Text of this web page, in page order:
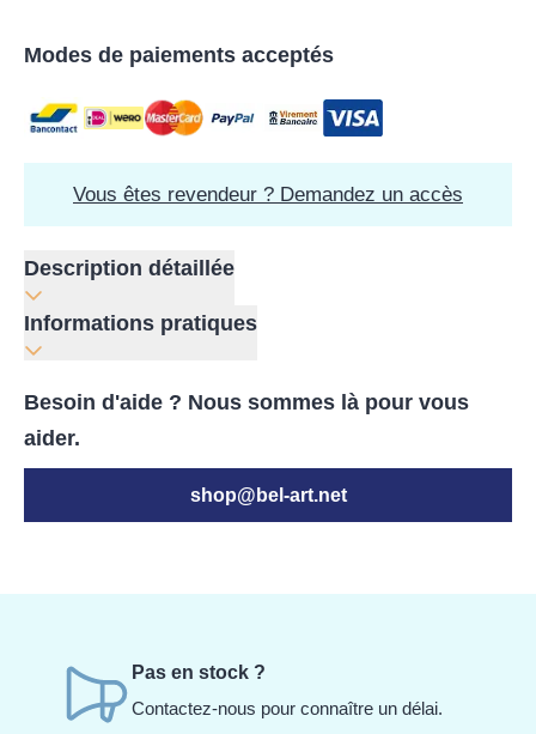
Modes de paiements acceptés
Vous êtes revendeur ? Demandez un accès
Description détaillée
Informations pratiques
Besoin d'aide ? Nous sommes là pour vous
aider.
shop@bel-art.net
Pas en stock ?
Contactez-nous pour connaître un délai.